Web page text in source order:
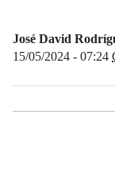
José David
15/05/2024 - 07:24